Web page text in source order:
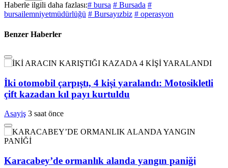
Haberle ilgili daha fazlası:# bursa # Bursada #
bursailemniyetmüdürlüğü # Bursayızbiz # operasyon
Benzer Haberler
İki otomobil çarpıştı, 4 kişi yaralandı: Motosikletli
çift kazadan kıl payı kurtuldu
Asayiş 3 saat önce
Karacabey’de ormanlık alanda yangın paniği